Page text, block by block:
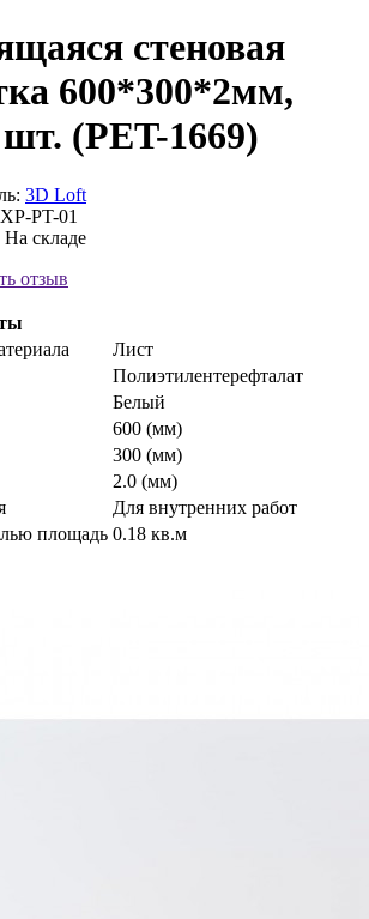
стеновая
600*300*2мм,
шт. (PET-1669)
3D Loft
PT-01
На складе
отзыв
Лист
Полиэтилентерефталат
Белый
600 (мм)
300 (мм)
2.0 (мм)
Для внутренних работ
площадь 0.18 кв.м